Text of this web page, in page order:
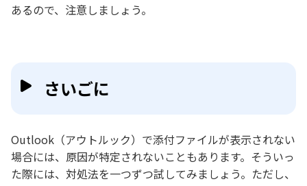
あるので、注意しましょう。
さいごに
Outlook（アウトルック）で添付ファイルが表示されない
場合には、原因が特定されないこともあります。そういっ
た際には、対処法を一つずつ試してみましょう。ただし、